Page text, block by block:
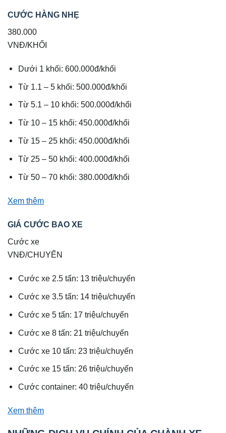
CƯỚC HÀNG NHẸ
380.000
VNĐ/KHỐI
Dưới 1 khối: 600.000đ/khối
Từ 1.1 – 5 khối: 500.000đ/khối
Từ 5.1 – 10 khối: 500.000đ/khối
Từ 10 – 15 khối: 450.000đ/khối
Từ 15 – 25 khối: 450.000đ/khối
Từ 25 – 50 khối: 400.000đ/khối
Từ 50 – 70 khối: 380.000đ/khối
Xem thêm
GIÁ CƯỚC BAO XE
Cước xe
VNĐ/CHUYẾN
Cước xe 2.5 tấn: 13 triệu/chuyến
Cước xe 3.5 tấn: 14 triệu/chuyến
Cước xe 5 tấn: 17 triệu/chuyến
Cước xe 8 tấn: 21 triệu/chuyến
Cước xe 10 tấn: 23 triệu/chuyến
Cước xe 15 tấn: 26 triệu/chuyến
Cước container: 40 triệu/chuyến
Xem thêm